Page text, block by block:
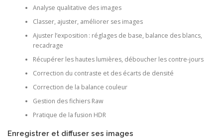
Analyse qualitative des images
Classer, ajuster, améliorer ses images
Ajuster l’exposition : réglages de base, balance des blancs,
recadrage
Récupérer les hautes lumières, déboucher les contre-jours
Correction du contraste et des écarts de densité
Correction de la balance couleur
Gestion des fichiers Raw
Pratique de la fusion HDR
Enregistrer et diffuser ses images